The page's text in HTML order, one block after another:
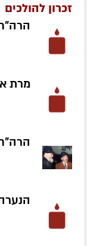
זכרון להולכים
מרת